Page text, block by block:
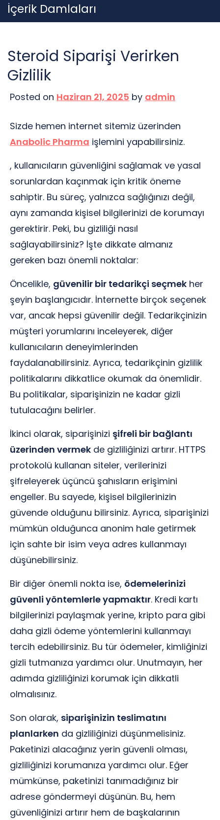
Skip
to
İçerik Damlaları
Steroid Siparişi Verirken
Gizlilik
Posted on Haziran 21, 2025 by admin
Sizde hemen internet sitemiz üzerinden
Anabolic Pharma işlemini yapabilirsiniz.
, kullanıcıların güvenliğini sağlamak ve yasal
sorunlardan kaçınmak için kritik öneme
sahiptir. Bu süreç, yalnızca sağlığınızı değil,
aynı zamanda kişisel bilgilerinizi de korumayı
gerektirir. Peki, bu gizliliği nasıl
sağlayabilirsiniz? İşte dikkate almanız
gereken bazı önemli noktalar:
Öncelikle, güvenilir bir tedarikçi seçmek her
şeyin başlangıcıdır. İnternette birçok seçenek
var, ancak hepsi güvenilir değil. Tedarikçinizin
müşteri yorumlarını inceleyerek, diğer
kullanıcıların deneyimlerinden
faydalanabilirsiniz. Ayrıca, tedarikçinin gizlilik
politikalarını dikkatlice okumak da önemlidir.
Bu politikalar, siparişinizin ne kadar gizli
tutulacağını belirler.
İkinci olarak, siparişinizi şifreli bir bağlantı
üzerinden vermek de gizliliğinizi artırır. HTTPS
protokolü kullanan siteler, verilerinizi
şifreleyerek üçüncü şahısların erişimini
engeller. Bu sayede, kişisel bilgilerinizin
güvende olduğunu bilirsiniz. Ayrıca, siparişinizi
mümkün olduğunca anonim hale getirmek
için sahte bir isim veya adres kullanmayı
düşünebilirsiniz.
Bir diğer önemli nokta ise, ödemelerinizi
güvenli yöntemlerle yapmaktır. Kredi kartı
bilgilerinizi paylaşmak yerine, kripto para gibi
daha gizli ödeme yöntemlerini kullanmayı
tercih edebilirsiniz. Bu tür ödemeler, kimliğinizi
gizli tutmanıza yardımcı olur. Unutmayın, her
adımda gizliliğinizi korumak için dikkatli
olmalısınız.
Son olarak, siparişinizin teslimatını
planlarken da gizliliğinizi düşünmelisiniz.
Paketinizi alacağınız yerin güvenli olması,
gizliliğinizi korumanıza yardımcı olur. Eğer
mümkünse, paketinizi tanımadığınız bir
adrese göndermeyi düşünün. Bu, hem
güvenliğinizi artırır hem de başkalarının